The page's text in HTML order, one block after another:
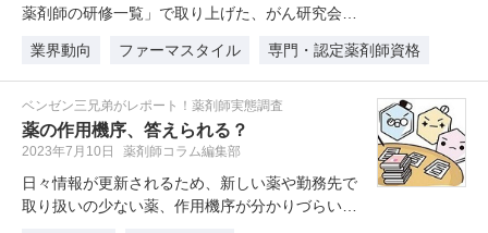
薬剤師の研修一覧」で取り上げた、がん研究会有
業界動向
ファーマスタイル 専門・認定薬剤師資格
ベンゼン三兄弟がレポート！薬剤師実態調査
薬の作用機序、答えられる？
2023年7月10日 薬剤師コラム編集部
日々情報が更新されるため、新しい薬や勤務先で
取り扱いの少ない薬、作用機序が分かりづらい薬